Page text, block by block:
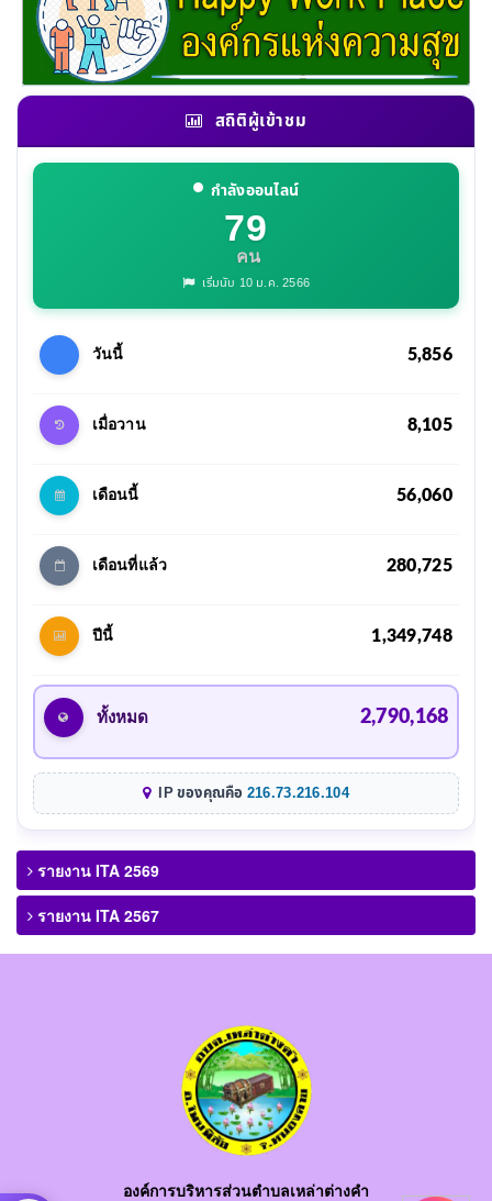
สถิติผู้เข้าชม
กำลังออนไลน์
79
คน
เริ่มนับ 10 ม.ค. 2566
วันนี้ 5,856
เมื่อวาน 8,105
เดือนนี้ 56,060
เดือนที่แล้ว 280,725
ปีนี้ 1,349,748
ทั้งหมด 2,790,168
IP ของคุณคือ 216.73.216.104
รายงาน ITA 2569
รายงาน ITA 2567
องค์การบริหารส่วนตำบลเหล่าต่างคำ